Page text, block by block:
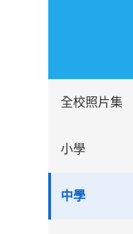
全校照片集
小學
中學